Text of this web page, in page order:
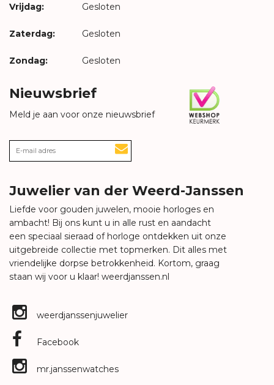
Vrijdag: Gesloten
Zaterdag: Gesloten
Zondag: Gesloten
Nieuwsbrief
Meld je aan voor onze nieuwsbrief
Juwelier van der Weerd-Janssen
Liefde voor gouden juwelen, mooie horloges en
ambacht! Bij ons kunt u in alle rust en aandacht
een speciaal sieraad of horloge ontdekken uit onze
uitgebreide collectie met topmerken. Dit alles met
vriendelijke dorpse betrokkenheid. Kortom, graag
staan wij voor u klaar! weerdjanssen.nl
weerdjanssenjuwelier
Facebook
mr.janssenwatches